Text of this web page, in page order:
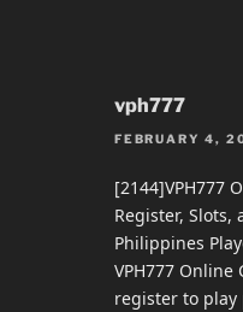
vph777
FEBRUARY 4,
[2144]VPH777
Register,
Philippines
VPH777 Online
register to play